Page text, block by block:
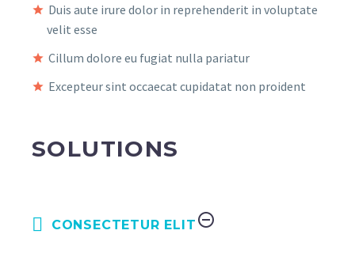
Duis aute irure dolor in reprehenderit in voluptate
velit esse
Cillum dolore eu fugiat nulla pariatur
Excepteur sint occaecat cupidatat non proident
SOLUTIONS
CONSECTETUR ELIT